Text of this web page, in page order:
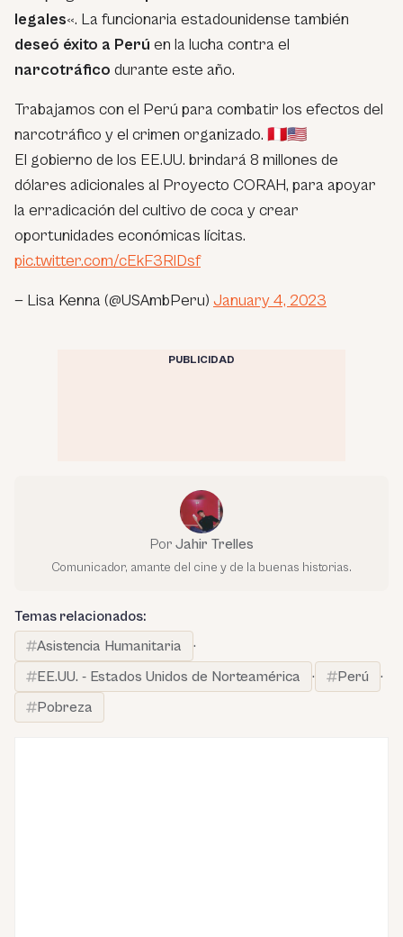
legales«. La funcionaria estadounidense también
deseó éxito a Perú en la lucha contra el
narcotráfico durante este año.
Trabajamos con el Perú para combatir los efectos del
narcotráfico y el crimen organizado. 🇵🇪🇺🇸
El gobierno de los EE.UU. brindará 8 millones de
dólares adicionales al Proyecto CORAH, para apoyar
la erradicación del cultivo de coca y crear
oportunidades económicas lícitas.
pic.twitter.com/cEkF3RlDsf
— Lisa Kenna (@USAmbPeru) January 4, 2023
PUBLICIDAD
Por Jahir Trelles
Comunicador, amante del cine y de la buenas historias.
Temas relacionados:
Asistencia Humanitaria
·
EE.UU. - Estados Unidos de Norteamérica
· Perú
·
Pobreza